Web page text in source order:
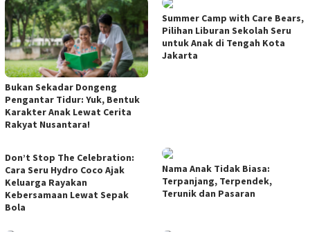
Bukan Sekadar Dongeng
Pengantar Tidur: Yuk, Bentuk
Karakter Anak Lewat Cerita
Rakyat Nusantara!
Summer Camp with Care Bears,
Pilihan Liburan Sekolah Seru
untuk Anak di Tengah Kota
Jakarta
Don’t Stop The Celebration:
Cara Seru Hydro Coco Ajak
Keluarga Rayakan
Kebersamaan Lewat Sepak
Bola
Nama Anak Tidak Biasa:
Terpanjang, Terpendek,
Terunik dan Pasaran